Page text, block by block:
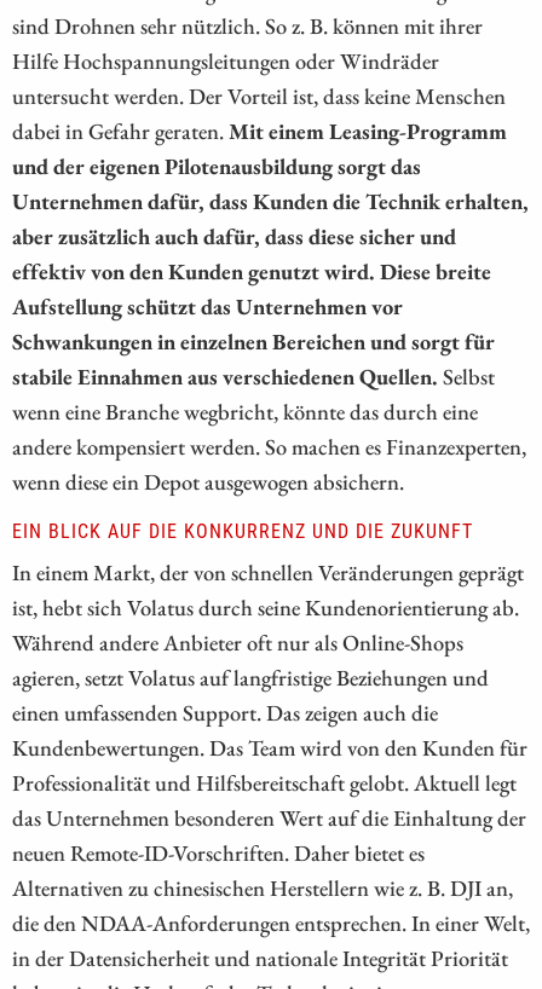
sind Drohnen sehr nützlich. So z. B. können mit ihrer
Hilfe Hochspannungsleitungen oder Windräder
untersucht werden. Der Vorteil ist, dass keine Menschen
dabei in Gefahr geraten.Mit einem Leasing-Programm
und der eigenen Pilotenausbildung sorgt das
Unternehmen dafür, dass Kunden die Technik erhalten,
aber zusätzlich auch dafür, dass diese sicher und
effektiv von den Kunden genutzt wird. Diese breite
Aufstellung schützt das Unternehmen vor
Schwankungen in einzelnen Bereichen und sorgt für
stabile Einnahmen aus verschiedenen Quellen. Selbst
wenn eine Branche wegbricht, könnte das durch eine
andere kompensiert werden. So machen es Finanzexperten,
wenn diese ein Depot ausgewogen absichern.
EIN BLICK AUF DIE KONKURRENZ UND DIE ZUKUNFT
In einem Markt, der von schnellen Veränderungen geprägt
ist, hebt sich Volatus durch seine Kundenorientierung ab.
Während andere Anbieter oft nur als Online-Shops
agieren, setzt Volatus auf langfristige Beziehungen und
einen umfassenden Support. Das zeigen auch die
Kundenbewertungen. Das Team wird von den Kunden für
Professionalität und Hilfsbereitschaft gelobt. Aktuell legt
das Unternehmen besonderen Wert auf die Einhaltung der
neuen Remote-ID-Vorschriften. Daher bietet es
Alternativen zu chinesischen Herstellern wie z. B. DJI an,
die den NDAA-Anforderungen entsprechen. In einer Welt,
in der Datensicherheit und nationale Integrität Priorität